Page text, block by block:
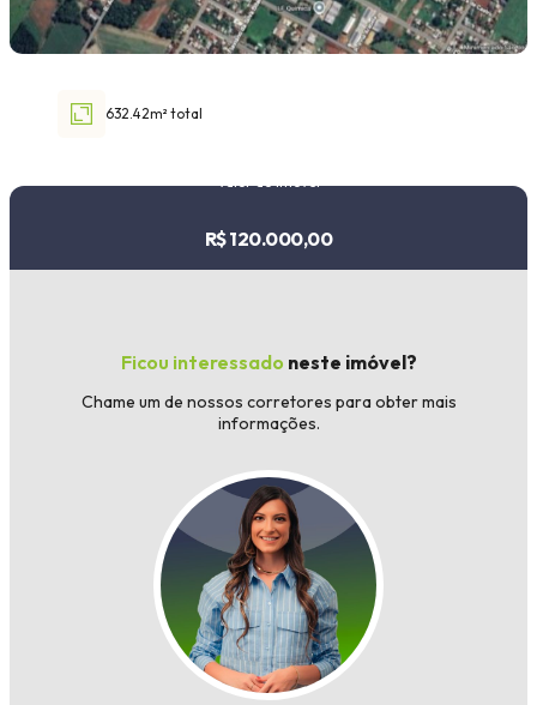
Faixa de valor
Buscar imóvel
632.42m² total
R$ 120.000,00
Ficou interessado neste imóvel?
Chame um de nossos corretores para obter mais
informações.